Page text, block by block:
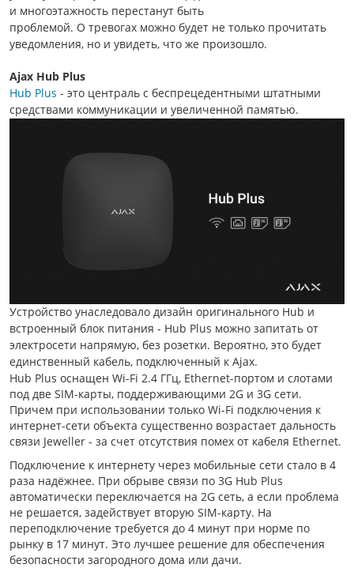
и многоэтажность перестанут быть
проблемой. О тревогах можно будет не только прочитать
уведомления, но и увидеть, что же произошло.
Ajax Hub Plus
Hub Plus - это централь с беспрецедентными штатными
средствами коммуникации и увеличенной памятью.
Устройство унаследовало дизайн оригинального Hub и
встроенный блок питания - Hub Plus можно запитать от
электросети напрямую, без розетки. Вероятно, это будет
единственный кабель, подключенный к Ajax.
Hub Plus оснащен Wi-Fi 2.4 ГГц, Ethernet-портом и слотами
под две SIM-карты, поддерживающими 2G и 3G сети.
Причем при использовании только Wi-Fi подключения к
интернет-сети объекта существенно возрастает дальность
связи Jeweller - за счет отсутствия помех от кабеля Ethernet.
Подключение к интернету через мобильные сети стало в 4
раза надёжнее. При обрыве связи по 3G Hub Plus
автоматически переключается на 2G сеть, а если проблема
не решается, задействует вторую SIM-карту. На
переподключение требуется до 4 минут при норме по
рынку в 17 минут. Это лучшее решение для обеспечения
безопасности загородного дома или дачи.